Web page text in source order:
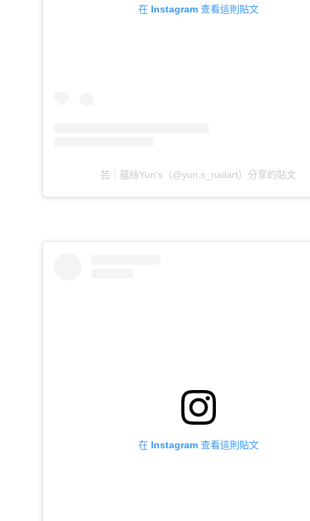
在 Instagram 查看這則貼文
芸｜蘊絲Yun's（@yun.s_nailart）分享的貼文
在 Instagram 查看這則貼文